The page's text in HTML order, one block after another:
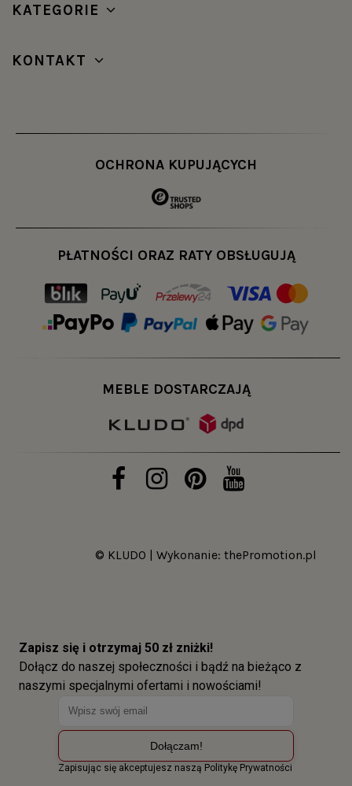
KATEGORIE
KONTAKT
OCHRONA KUPUJĄCYCH
PŁATNOŚCI ORAZ RATY OBSŁUGUJĄ
MEBLE DOSTARCZAJĄ
© KLUDO | Wykonanie: thePromotion.pl